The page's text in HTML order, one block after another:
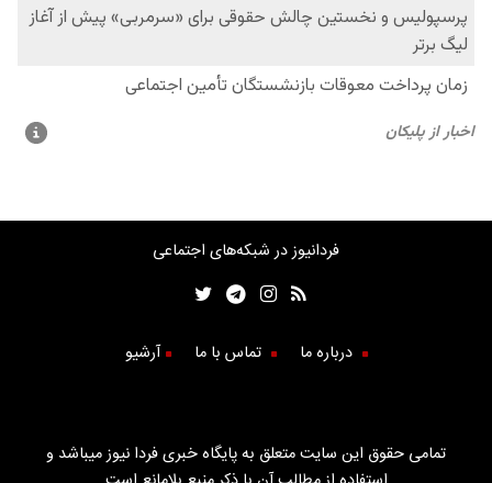
فردانیوز در شبکه‌های اجتماعی
درباره ما تماس با ما آرشیو
تمامی حقوق این سایت متعلق به پایگاه خبری فردا نیوز میباشد و